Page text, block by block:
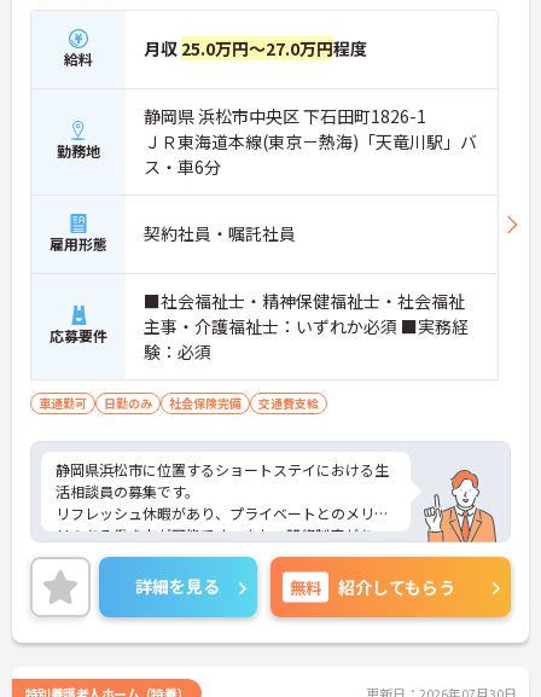
給料 月収 25.0万円～27.0万円程度
勤務地
静岡県 浜松市中央区 下石田町1826-1
ＪＲ東海道本線(東京－熱海)「天竜川駅」バ
ス・車6分
雇用形態 契約社員・嘱託社員
応募要件
■社会福祉士・精神保健福祉士・社会福祉
主事・介護福祉士：いずれか必須 ■実務経
験：必須
車通勤可 日勤のみ 社会保険完備 交通費支給
静岡県浜松市に位置するショートステイにおける生
活相談員の募集です。
リフレッシュ休暇があり、プライベートとのメリハ
リのある働き方が可能です。また、研修制度があ
り、働きながらスキルアップが目指せる環境です。
ご興味のある方には、面接対策ポイントなど、さら
に詳細をご案内しますのでお気軽にご相談くださ
い！
詳細を見る 無料 紹介してもらう